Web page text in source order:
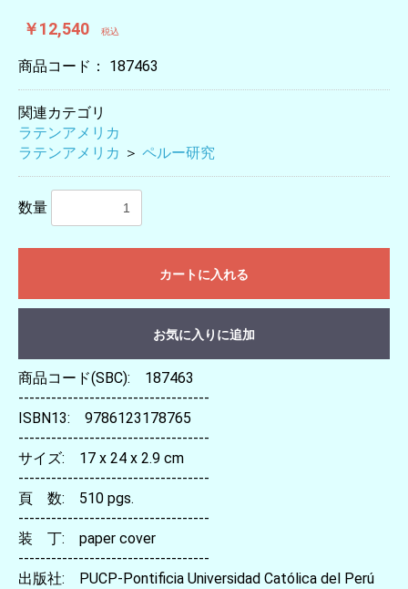
￥12,540 税込
商品コード： 187463
関連カテゴリ
ラテンアメリカ
ラテンアメリカ ＞ ペルー研究
数量
カートに入れる
お気に入りに追加
商品コード(SBC): 187463
-----------------------------------
ISBN13: 9786123178765
-----------------------------------
サイズ: 17 x 24 x 2.9 cm
-----------------------------------
頁 数: 510 pgs.
-----------------------------------
装 丁: paper cover
-----------------------------------
出版社: PUCP-Pontificia Universidad Católica del Perú